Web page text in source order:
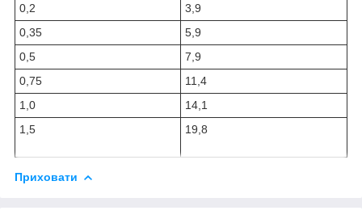
0,2
3,9
0,35
5,9
0,5
7,9
0,75
11,4
1,0
14,1
1,5
19,8
Приховати